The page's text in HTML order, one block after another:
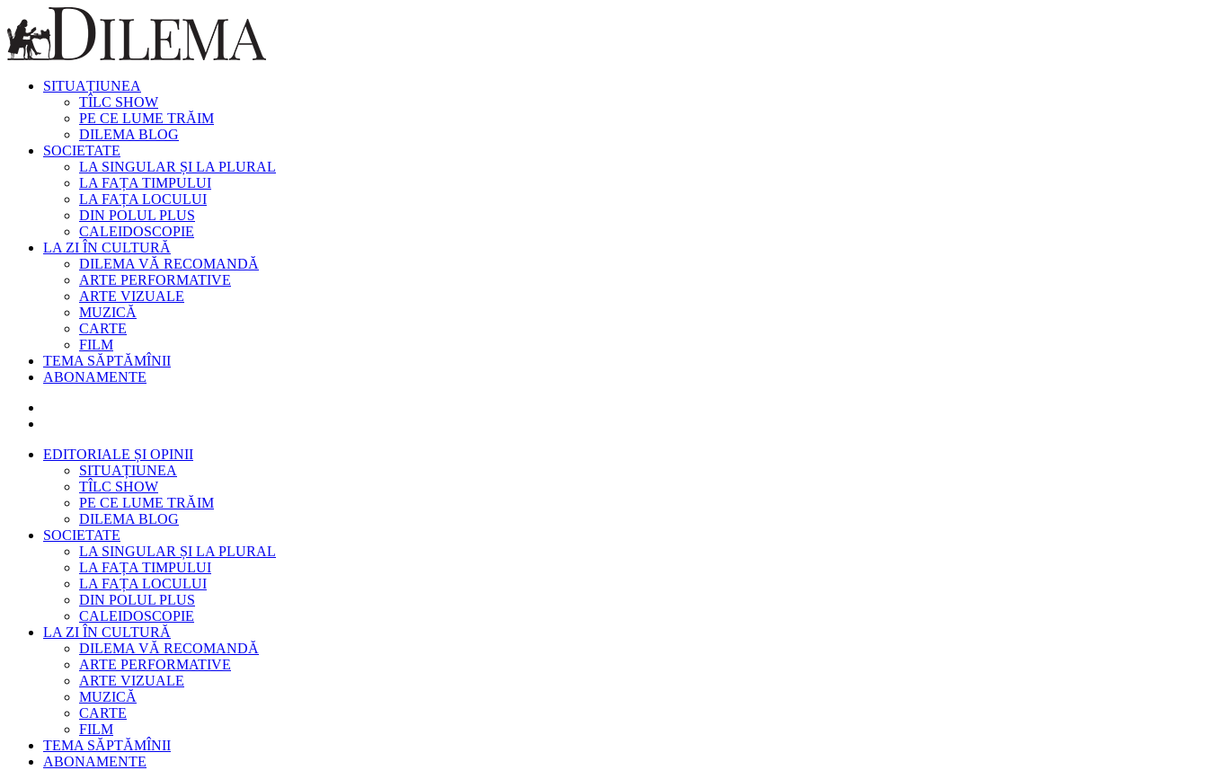
SITUAȚIUNEA
TÎLC SHOW
PE CE LUME TRĂIM
DILEMA BLOG
SOCIETATE
LA SINGULAR ȘI LA PLURAL
LA FAȚA TIMPULUI
LA FAȚA LOCULUI
DIN POLUL PLUS
CALEIDOSCOPIE
LA ZI ÎN CULTURĂ
DILEMA VĂ RECOMANDĂ
ARTE PERFORMATIVE
ARTE VIZUALE
MUZICĂ
CARTE
FILM
TEMA SĂPTĂMÎNII
ABONAMENTE
EDITORIALE ȘI OPINII
SITUAȚIUNEA
TÎLC SHOW
PE CE LUME TRĂIM
DILEMA BLOG
SOCIETATE
LA SINGULAR ȘI LA PLURAL
LA FAȚA TIMPULUI
LA FAȚA LOCULUI
DIN POLUL PLUS
CALEIDOSCOPIE
LA ZI ÎN CULTURĂ
DILEMA VĂ RECOMANDĂ
ARTE PERFORMATIVE
ARTE VIZUALE
MUZICĂ
CARTE
FILM
TEMA SĂPTĂMÎNII
ABONAMENTE